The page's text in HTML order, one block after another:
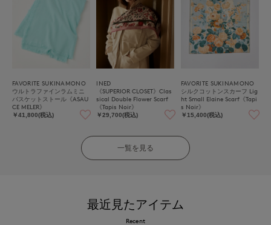
FAVORITE SUKINAMONO
ウルトラファインラムミニ
バスケットストール《ASAU
CE MELER》
￥41,800(税込)
INED
《SUPERIOR CLOSET》Clas
sical Double Flower Scarf
《Tapis Noir》
￥29,700(税込)
FAVORITE SUKINAMONO
シルクコットンスカーフ Lig
ht Small Elaine Scarf《Tapi
s Noir》
￥15,400(税込)
一覧を見る
最近見たアイテム
Recent